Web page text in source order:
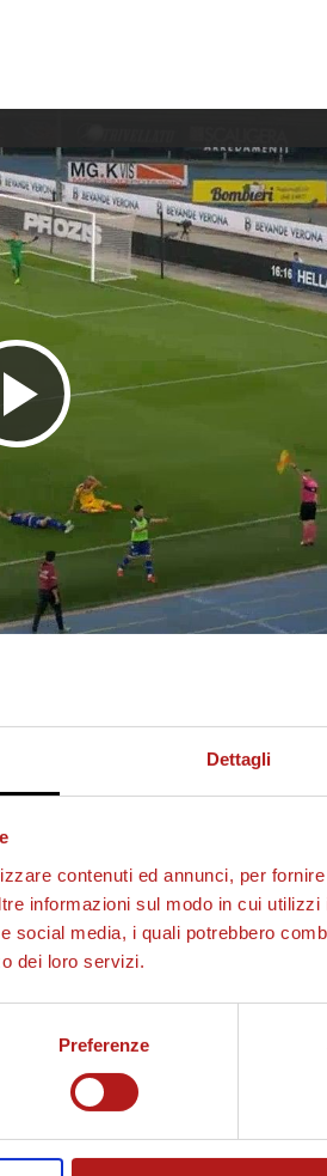
Dettagli
contenuti ed annunci, per
informazioni sul modo in cui
social media, i quali potrebbero
dei loro servizi.
Preferenze
R
i
p
r
d
u
c